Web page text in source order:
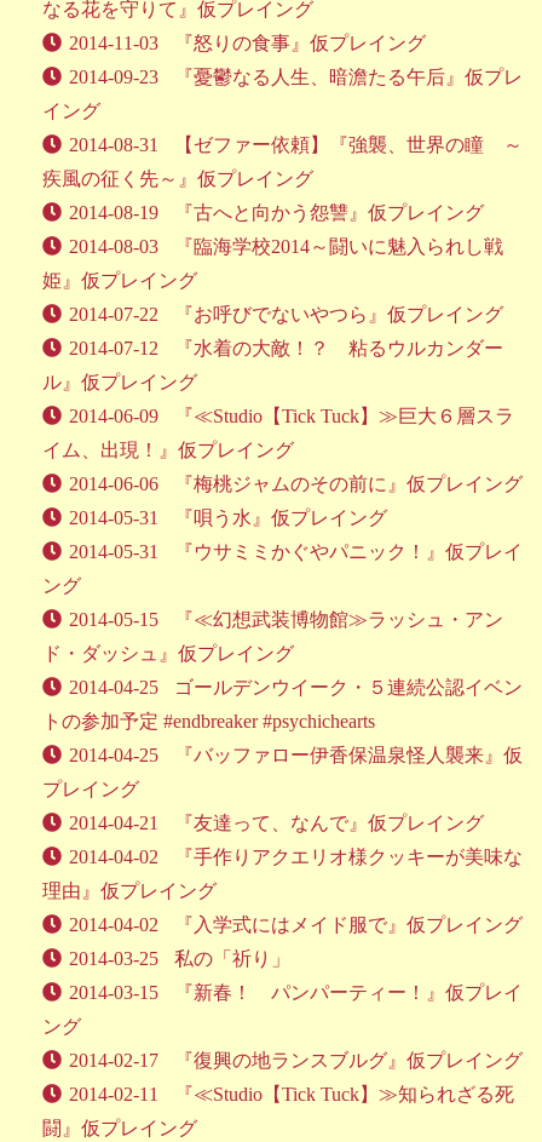
なる花を守りて』仮プレイング
2014-11-03
『怒りの食事』仮プレイング
2014-09-23
『憂鬱なる人生、暗澹たる午后』仮プレ
イング
2014-08-31
【ゼファー依頼】『強襲、世界の瞳 ～
疾風の征く先～』仮プレイング
2014-08-19
『古へと向かう怨讐』仮プレイング
2014-08-03
『臨海学校2014～闘いに魅入られし戦
姫』仮プレイング
2014-07-22
『お呼びでないやつら』仮プレイング
2014-07-12
『水着の大敵！？ 粘るウルカンダー
ル』仮プレイング
2014-06-09
『≪Studio【Tick Tuck】≫巨大６層スラ
イム、出現！』仮プレイング
2014-06-06
『梅桃ジャムのその前に』仮プレイング
2014-05-31
『唄う水』仮プレイング
2014-05-31
『ウサミミかぐやパニック！』仮プレイ
ング
2014-05-15
『≪幻想武装博物館≫ラッシュ・アン
ド・ダッシュ』仮プレイング
2014-04-25
ゴールデンウイーク・５連続公認イベン
トの参加予定 #endbreaker #psychichearts
2014-04-25
『バッファロー伊香保温泉怪人襲来』仮
プレイング
2014-04-21
『友達って、なんで』仮プレイング
2014-04-02
『手作りアクエリオ様クッキーが美味な
理由』仮プレイング
2014-04-02
『入学式にはメイド服で』仮プレイング
2014-03-25
私の「祈り」
2014-03-15
『新春！ パンパーティー！』仮プレイ
ング
2014-02-17
『復興の地ランスブルグ』仮プレイング
2014-02-11
『≪Studio【Tick Tuck】≫知られざる死
闘』仮プレイング